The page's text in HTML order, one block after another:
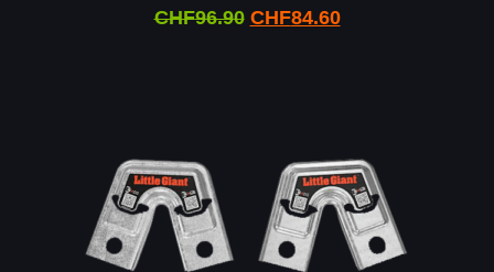
CHF96.90 CHF84.60